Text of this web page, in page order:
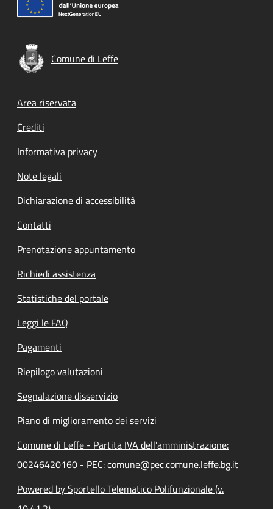
Comune di Leffe
Footer menu
Area riservata
Crediti
Informativa privacy
Note legali
Dichiarazione di accessibilità
Contatti
Prenotazione appuntamento
Richiedi assistenza
Statistiche del portale
Leggi le FAQ
Pagamenti
Riepilogo valutazioni
Segnalazione disservizio
Piano di miglioramento dei servizi
Comune di Leffe - Partita IVA dell'amministrazione:
00246420160 - PEC: comune@pec.comune.leffe.bg.it
Powered by Sportello Telematico Polifunzionale (v.